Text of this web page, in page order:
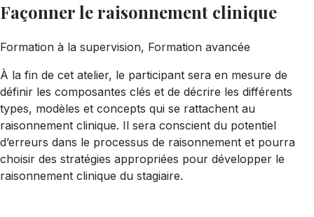
Façonner le raisonnement clinique
Formation à la supervision, Formation avancée
À la fin de cet atelier, le participant sera en mesure de
définir les composantes clés et de décrire les différents
types, modèles et concepts qui se rattachent au
raisonnement clinique. Il sera conscient du potentiel
d’erreurs dans le processus de raisonnement et pourra
choisir des stratégies appropriées pour développer le
raisonnement clinique du stagiaire.